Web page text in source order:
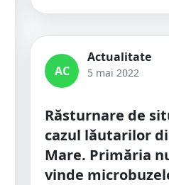
AC
Actualitate
5 mai 2022
Răsturnare de
cazul lăutarilor
Mare. Primăria
vinde